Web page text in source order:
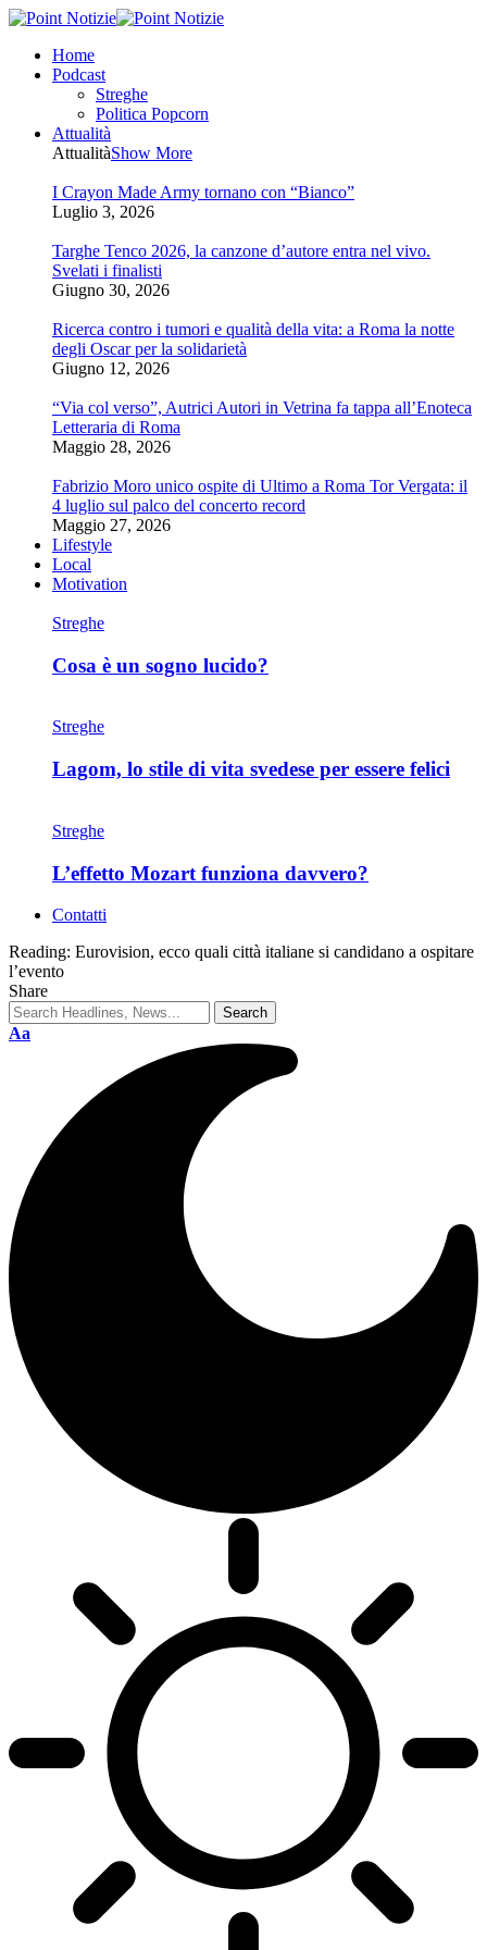
Home
Podcast
Streghe
Politica Popcorn
Attualità
AttualitàShow More
I Crayon Made Army tornano con “Bianco”
Luglio 3, 2026
Targhe Tenco 2026, la canzone d’autore entra nel vivo.
Svelati i finalisti
Giugno 30, 2026
Ricerca contro i tumori e qualità della vita: a Roma la notte
degli Oscar per la solidarietà
Giugno 12, 2026
“Via col verso”, Autrici Autori in Vetrina fa tappa all’Enoteca
Letteraria di Roma
Maggio 28, 2026
Fabrizio Moro unico ospite di Ultimo a Roma Tor Vergata: il
4 luglio sul palco del concerto record
Maggio 27, 2026
Lifestyle
Local
Motivation
Streghe
Cosa è un sogno lucido?
Streghe
Lagom, lo stile di vita svedese per essere felici
Streghe
L’effetto Mozart funziona davvero?
Contatti
Reading: Eurovision, ecco quali città italiane si candidano a ospitare
l’evento
Share
Aa